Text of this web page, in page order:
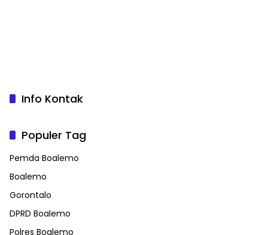
Info Kontak
Populer Tag
Pemda Boalemo
Boalemo
Gorontalo
DPRD Boalemo
Polres Boalemo